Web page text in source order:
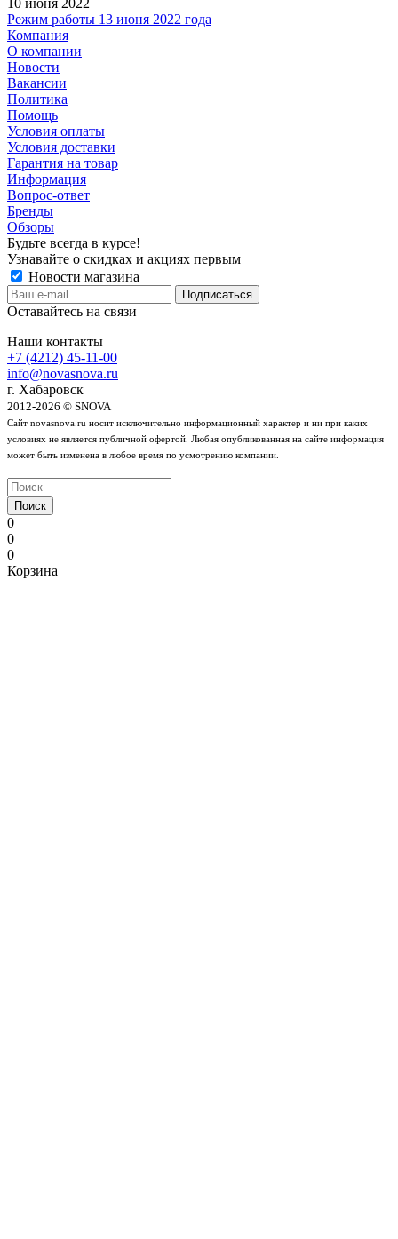
Режим работы 13 июня 2022 года
Компания
О компании
Новости
Вакансии
Политика
Помощь
Условия оплаты
Условия доставки
Гарантия на товар
Информация
Вопрос-ответ
Бренды
Обзоры
Будьте всегда в курсе!
Узнавайте о скидках и акциях первым
Новости магазина
Оставайтесь на связи
Наши контакты
+7 (4212) 45-11-00
info@novasnova.ru
г. Хабаровск
2012-2026 © SNOVA
Сайт novasnova.ru носит исключительно информационный характер и ни при каких
условиях не является публичной офертой. Любая опубликованная на сайте информация
может быть изменена в любое время по усмотрению компании.
Поиск
0
0
0
Корзина